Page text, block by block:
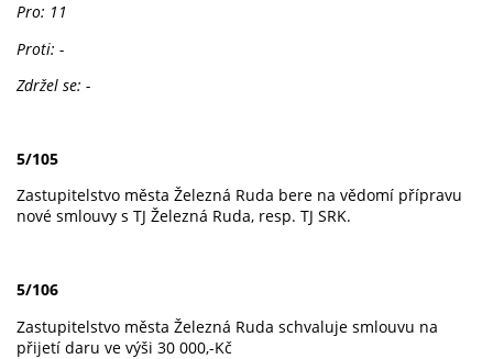
Pro: 11
Proti: -
Zdržel se: -
5/105
Zastupitelstvo města Železná Ruda bere na vědomí přípravu
nové smlouvy s TJ Železná Ruda, resp. TJ SRK.
5/106
Zastupitelstvo města Železná Ruda schvaluje smlouvu na
přijetí daru ve výši 30 000,-Kč